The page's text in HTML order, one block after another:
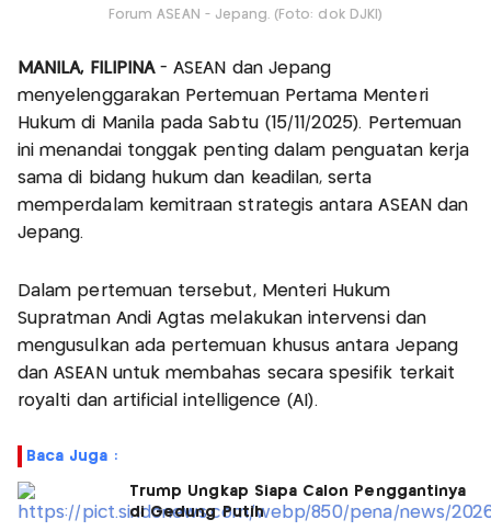
Forum ASEAN - Jepang. (Foto: dok DJKI)
MANILA, FILIPINA- ASEAN dan Jepang
menyelenggarakan Pertemuan Pertama Menteri
Hukum di Manila pada Sabtu (15/11/2025). Pertemuan
ini menandai tonggak penting dalam penguatan kerja
sama di bidang hukum dan keadilan, serta
memperdalam kemitraan strategis antara ASEAN dan
Jepang.
Dalam pertemuan tersebut, Menteri Hukum
Supratman Andi Agtas melakukan intervensi dan
mengusulkan ada pertemuan khusus antara Jepang
dan ASEAN untuk membahas secara spesifik terkait
royalti dan artificial intelligence (AI).
Baca Juga :
Trump Ungkap Siapa Calon Penggantinya
di Gedung Putih